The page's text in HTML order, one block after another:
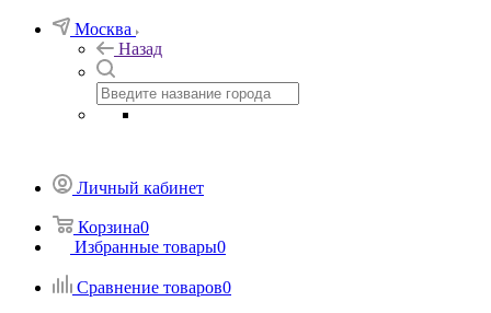
Москва
Назад
Личный кабинет
Корзина0
Избранные товары0
Сравнение товаров0